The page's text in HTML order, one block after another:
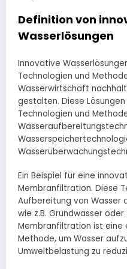
Definition von
Wasserlösungen
Innovative
Technologien und
Wasserwirtschaft
gestalten. Diese
Technologien und
Ein Beispiel für eine
Membranfiltration. Diese
Aufbereitung von Wasser
wie z.B. Grundwasser
Membranfiltration ist
Methode, um Wasser
Umweltbelastung zu